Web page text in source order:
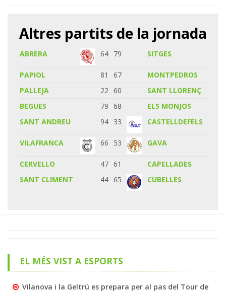
Altres partits de la jornada
ABRERA 64 79 SITGES
PAPIOL 81 67
MONTPEDROS
PALLEJA
22 60
SANT LLORENÇ
BEGUES
79 68
ELS MONJOS
SANT ANDREU
94 33 CASTELLDEFELS
VILAFRANCA 66 53 GAVA
CERVELLO 47 61
CAPELLADES
SANT CLIMENT
44 65 CUBELLES
EL MÉS VIST A ESPORTS
Vilanova i la Geltrú es prepara per al pas del Tour de